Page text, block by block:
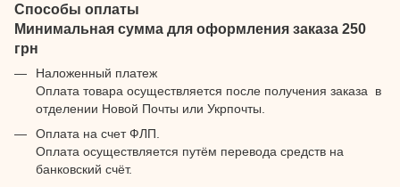
Способы оплаты
Минимальная сумма для оформления заказа 250
грн
Наложенный платеж
Оплата товара осуществляется после получения заказа в
отделении Новой Почты или Укрпочты.
Оплата на счет ФЛП.
Оплата осуществляется путём перевода средств на
банковский счёт.